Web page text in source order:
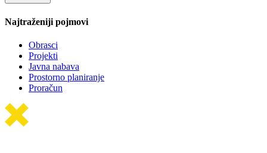
Najtraženiji pojmovi
Obrasci
Projekti
Javna nabava
Prostorno planiranje
Proračun